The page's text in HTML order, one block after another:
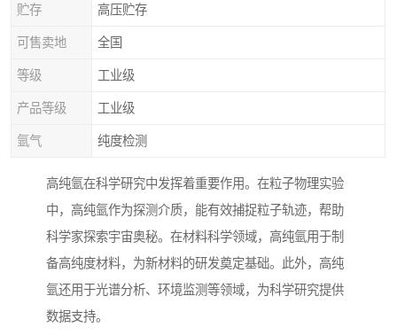
贮存 高压贮存
可售卖地 全国
等级 工业级
产品等级 工业级
氩气 纯度检测
高纯氩在科学研究中发挥着重要作用。在粒子物理实验
中，高纯氩作为探测介质，能有效捕捉粒子轨迹，帮助
科学家探索宇宙奥秘。在材料科学领域，高纯氩用于制
备高纯度材料，为新材料的研发奠定基础。此外，高纯
氩还用于光谱分析、环境监测等领域，为科学研究提供
数据支持。